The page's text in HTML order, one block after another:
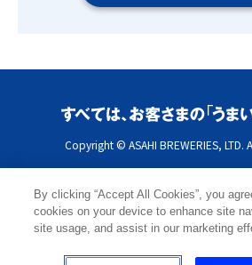
Copyright © ASAHI BREWERIES, LTD.
By clicking “Accept All Cookies”, you
cookies on your device to enhance site
site usage, and assist in our marketing